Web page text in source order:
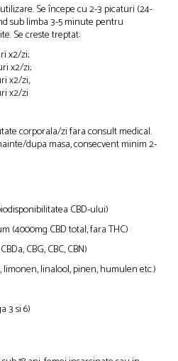
Se începe cu 2-3 picaturi (24-
sub limba 3-5 minute pentru
Se creste treptat:
x2/zi;
x2/zi;
x2/zi,
x2/zi
corporala/zi fara consult medical.
dupa masa, consecvent minim 2-
CBD-ului)
(4000mg CBD total, fara THC)
CBG, CBC, CBN)
linalool, pinen, humulen etc.)
3 si 6)